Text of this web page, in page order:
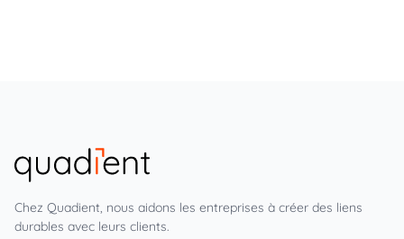
Chez Quadient, nous aidons les entreprises à créer des liens
durables avec leurs clients.